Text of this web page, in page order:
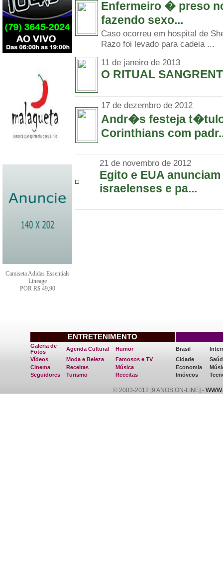
Camiseta Adidas Essentials
Lineage
POR R$ 49,90
Enfermeiro � preso
fazendo sexo...
Caso ocorreu em hospital de
Razo foi levado para cadeia ...
11 de janeiro de 2013
O RITUAL
17 de dezembro de 2012
Andr�s festeja
Corinthians com
21 de novembro de 2012
Egito e EUA
israelenses e pa...
ENTRETENIMENTO
Galeria de
Fotos
Agenda Cultural Humor Brasil
Vídeos
Moda e Beleza Famosos e TV Cidade
Cinema
Receitas Música Economia
Seguidores
Turismo Receitas Imóveos
© 2003-2012 [9 ANOS ON-LINE] -